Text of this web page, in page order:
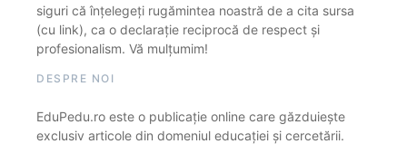
siguri că înțelegeți rugămintea noastră de a cita sursa
(cu link), ca o declarație reciprocă de respect și
profesionalism. Vă mulțumim!
DESPRE NOI
EduPedu.ro este o publicație online care găzduiește
exclusiv articole din domeniul educației și cercetării.